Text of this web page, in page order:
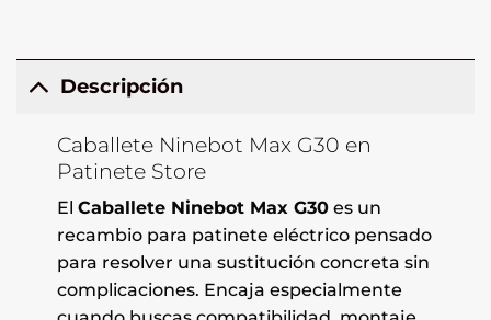
Descripción
Caballete Ninebot Max G30 en
Patinete Store
El Caballete Ninebot Max G30es un
recambio para patinete eléctrico pensado
para resolver una sustitución concreta sin
complicaciones. Encaja especialmente